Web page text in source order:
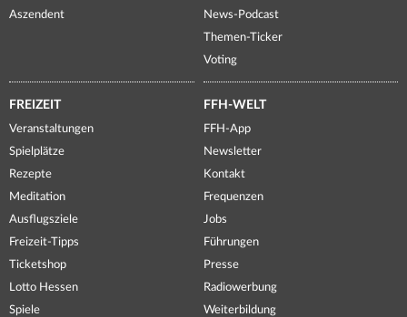
Aszendent
News-Podcast
Themen-Ticker
Voting
FREIZEIT
Veranstaltungen
Spielplätze
Rezepte
Meditation
Ausflugsziele
Freizeit-Tipps
Ticketshop
Lotto Hessen
Spiele
FFH-WELT
FFH-App
Newsletter
Kontakt
Frequenzen
Jobs
Führungen
Presse
Radiowerbung
Weiterbildung